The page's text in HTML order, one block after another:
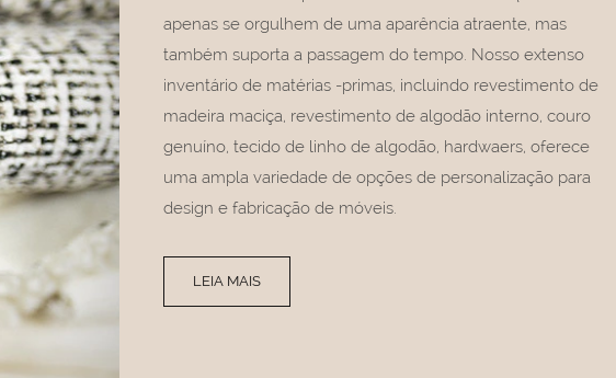
apenas se orgulhem de uma aparência atraente, mas
também suporta a passagem do tempo. Nosso extenso
inventário de matérias -primas, incluindo revestimento de
madeira maciça, revestimento de algodão interno, couro
genuíno, tecido de linho de algodão, hardwaers, oferece
uma ampla variedade de opções de personalização para
design e fabricação de móveis.
LEIA MAIS